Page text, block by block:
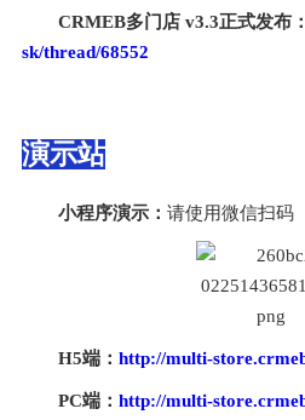
CRMEB多门店 v3.3正式发布：
sk/thread/68552
演示站
小程序演示： 请使用微信扫码
H5端： http://multi-
PC端： http://multi-